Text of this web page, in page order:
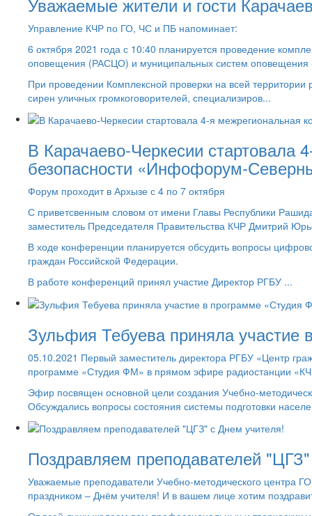
Управление КЧР по ГО, ЧС и ПБ напоминает:
6 октября 2021 года с 10:40 планируется проведение
оповещения (РАСЦО) и муниципальных систем оповещения
При проведении Комплексной проверки на всей
сирен уличных громкоговорителей, специализиров...
В Карачаево-Черкесии
безопасности «Инфофорум-
Форум проходит в Архызе с 4 по 7 октября
С приветсвенным словом от имени Главы Республики
заместитель Председателя Правительства КЧР Дмитрий
В ходе конференции планируется обсудить вопросы
граждан Российской Федерации.
В работе конференций принял участие Директор РГБУ ...
Зульфия Тебуева приняла
05.10.2021 Первый заместитель директора РГБУ «Центр
программе «Студия ФМ» в прямом эфире радиостанции
Эфир посвящен основной цели создания Учебно-
Обсуждались вопросы состояния системы подготовки
Поздравляем преподавателей
Уважаемые преподаватели Учебно-методического центра
праздником – Днём учителя! И в вашем лице хотим